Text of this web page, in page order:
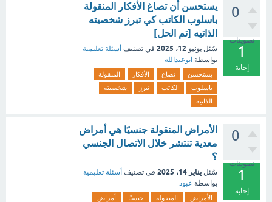
0
تصويتات
1
إجابة
يستحسن أن تصاغ الأفكار المنقولة
باسلوب الكاتب كي تبرز شخصيته
الذاتيه [تم الحل]
سُئل يونيو 12، 2025 في تصنيف أسئلة تعليمية
بواسطة ابوعبدالله
يستحسن تصاغ الأفكار
المنقولة
باسلوب
الكاتب تبرز
شخصيته
الذاتيه
0
تصويتات
1
إجابة
الأمراض المنقولة جنسيًا هي أمراض
معدية تنتشر خلال الاتصال الجنسي
؟
سُئل يناير 14، 2025 في تصنيف أسئلة تعليمية
بواسطة عبود
الأمراض المنقولة جنسيًا
أمراض